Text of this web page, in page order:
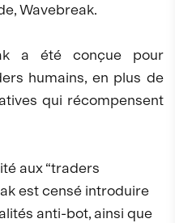
Wavebreak.
a été conçue pour
humains, en plus de
qui récompensent
aux “traders
est censé introduire
anti-bot, ainsi que